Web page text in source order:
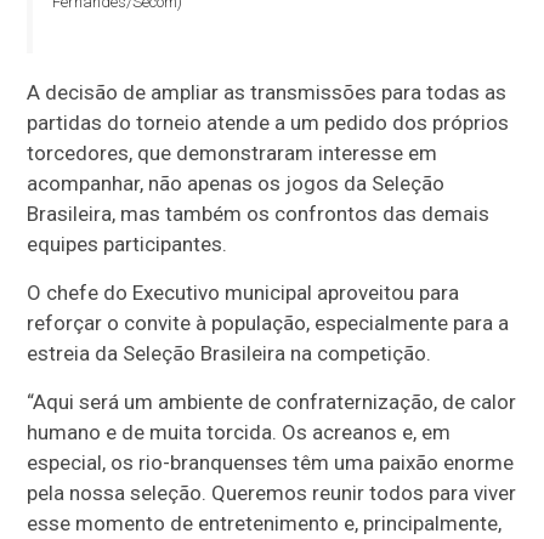
A decisão de ampliar as transmissões para todas as
partidas do torneio atende a um pedido dos próprios
torcedores, que demonstraram interesse em
acompanhar, não apenas os jogos da Seleção
Brasileira, mas também os confrontos das demais
equipes participantes.
O chefe do Executivo municipal aproveitou para
reforçar o convite à população, especialmente para a
estreia da Seleção Brasileira na competição.
“Aqui será um ambiente de confraternização, de calor
humano e de muita torcida. Os acreanos e, em
especial, os rio-branquenses têm uma paixão enorme
pela nossa seleção. Queremos reunir todos para viver
esse momento de entretenimento e, principalmente,